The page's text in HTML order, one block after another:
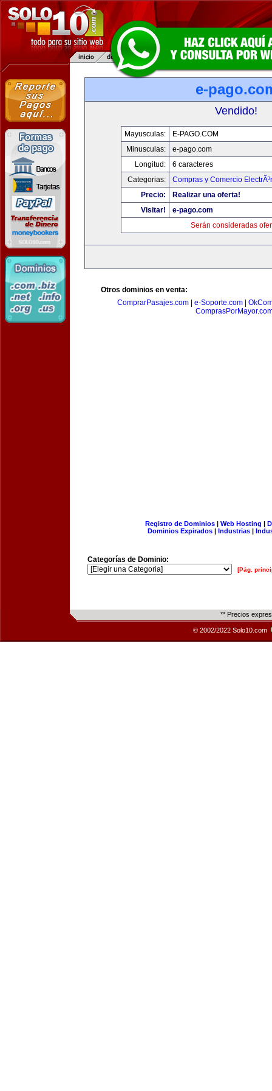
e-
Vendido!
Mayusculas:
E-PAGO.COM
Minusculas:
e-pago.com
Longitud:
6 caracteres
Categorias:
Compras y Comercio
Precio:
Realizar una oferta!
Visitar!
e-pago.com
Serán consideradas
Otros dominios en venta:
ComprarPasajes.com
e-Soporte.com
Registro de Dominios| Web Hosting |
Dominios Expirados | Industrias |
Categorías de Dominio:
[Pág.
** Precios
© 2002/2022 Solo10.com